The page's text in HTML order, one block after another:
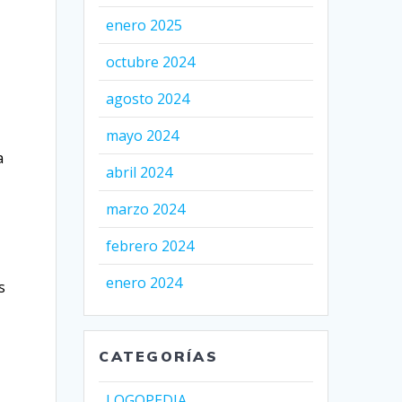
enero 2025
octubre 2024
agosto 2024
mayo 2024
abril 2024
marzo 2024
febrero 2024
enero 2024
CATEGORÍAS